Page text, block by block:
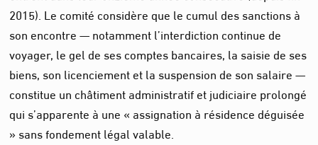
2015). Le comité considère que le cumul des sanctions à
son encontre — notamment l’interdiction continue de
voyager, le gel de ses comptes bancaires, la saisie de ses
biens, son licenciement et la suspension de son salaire —
constitue un châtiment administratif et judiciaire prolongé
qui s’apparente à une « assignation à résidence déguisée
» sans fondement légal valable.